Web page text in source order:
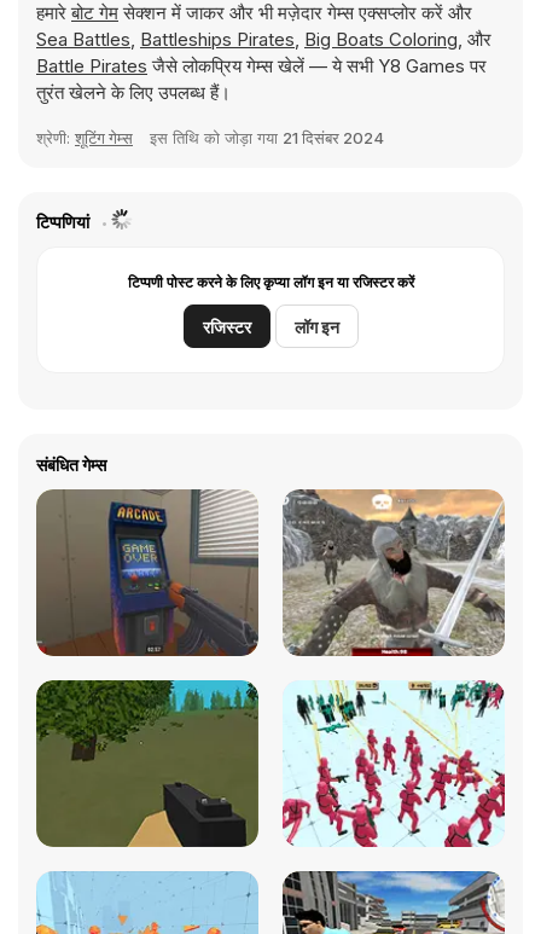
हमारेबोट गेमसेक्शन में जाकर और भी मज़ेदार गेम्स एक्सप्लोर करें और
Sea Battles, Battleships Pirates, Big Boats Coloring, और
Battle Pirates जैसे लोकप्रिय गेम्स खेलें — ये सभी Y8 Games पर
तुरंत खेलने के लिए उपलब्ध हैं।
श्रेणी: शूटिंग गेम्स इस तिथि को जोड़ा गया 21 दिसंबर 2024
टिप्पणियां
टिप्पणी पोस्ट करने के लिए कृप्या लॉग इन या रजिस्टर करें
रजिस्टर लॉग इन
संबंधित गेम्स